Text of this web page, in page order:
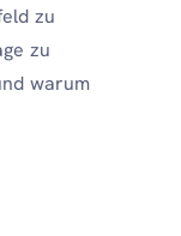
zu
zu
warum